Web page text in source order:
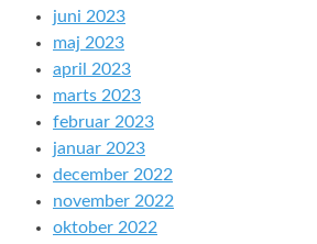
juni 2023
maj 2023
april 2023
marts 2023
februar 2023
januar 2023
december 2022
november 2022
oktober 2022